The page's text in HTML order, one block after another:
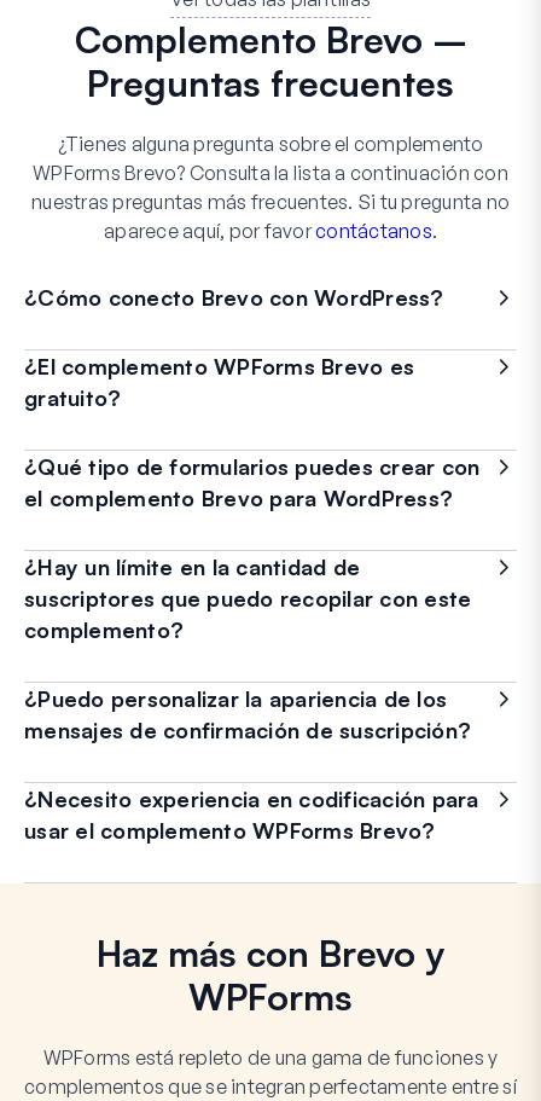
Complemento Brevo –
Preguntas frecuentes
¿Tienes alguna pregunta sobre el complemento
WPForms Brevo? Consulta la lista a continuación con
nuestras preguntas más frecuentes. Si tu pregunta no
aparece aquí, por favorcontáctanos.
¿Cómo conecto Brevo con WordPress?
¿El complemento WPForms Brevo es
gratuito?
¿Qué tipo de formularios puedes crear con
el complemento Brevo para WordPress?
¿Hay un límite en la cantidad de
suscriptores que puedo recopilar con este
complemento?
¿Puedo personalizar la apariencia de los
mensajes de confirmación de suscripción?
¿Necesito experiencia en codificación para
usar el complemento WPForms Brevo?
Haz más con Brevo y
WPForms
WPForms está repleto de una gama de funciones y
complementos que se integran perfectamente entre sí